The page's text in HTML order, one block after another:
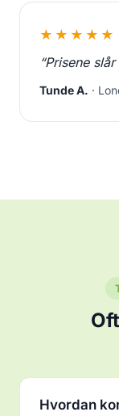
★★★★★
“Prisene
Tunde A. ·
Hvordan